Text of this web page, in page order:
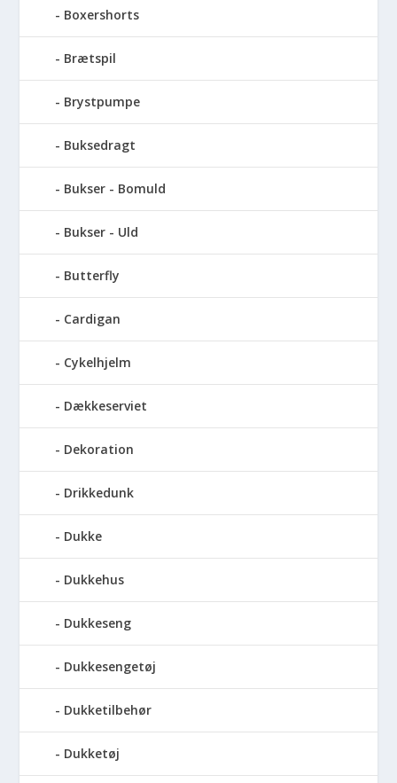
Boxershorts
Brætspil
Brystpumpe
Buksedragt
Bukser - Bomuld
Bukser - Uld
Butterfly
Cardigan
Cykelhjelm
Dækkeserviet
Dekoration
Drikkedunk
Dukke
Dukkehus
Dukkeseng
Dukkesengetøj
Dukketilbehør
Dukketøj